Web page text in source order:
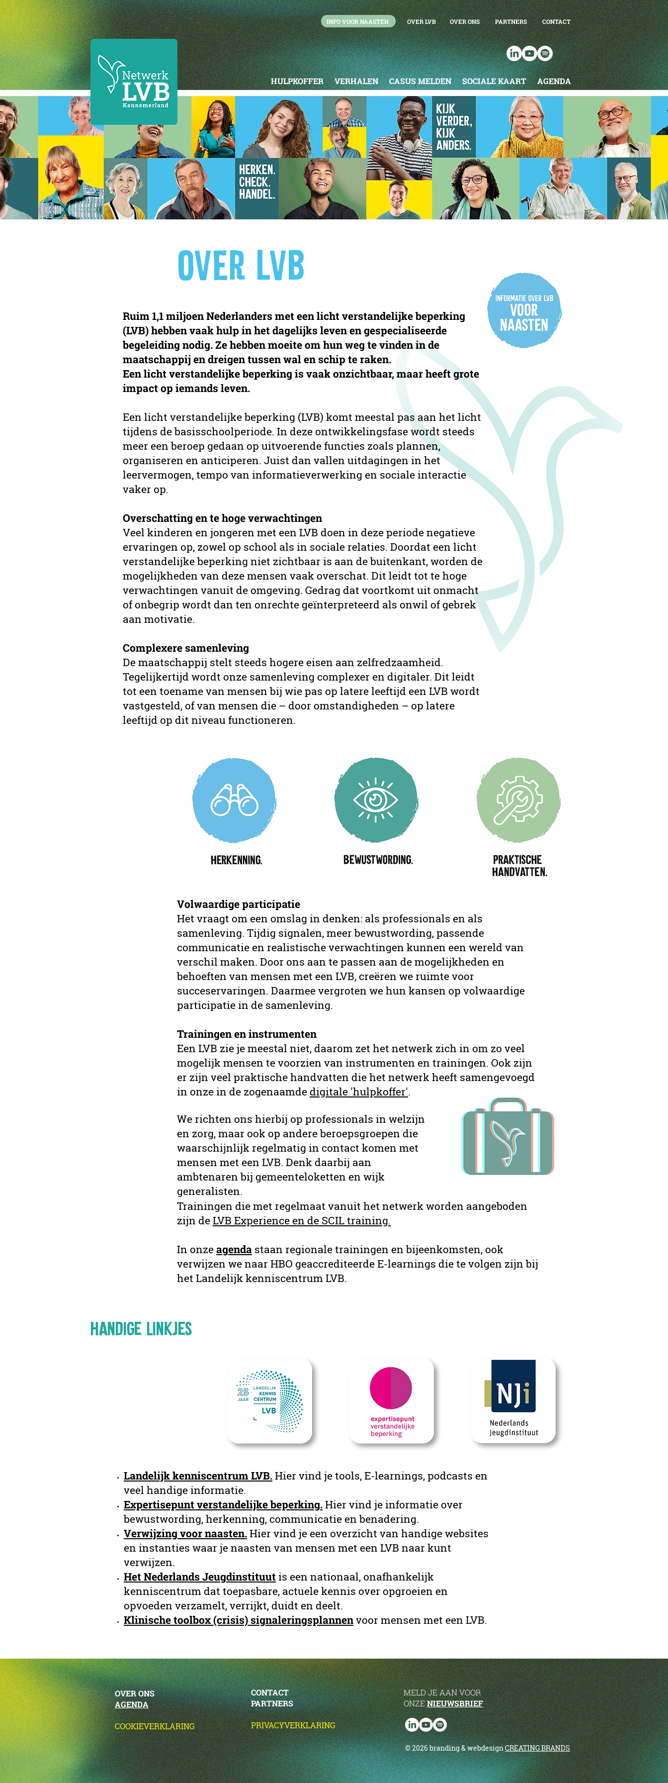
OVER LVB OVER ONS PARTNERS CONTACT
INFO VOOR NAASTEN
HULPKOFFER VERHALEN CASUS MELDEN SOCIALE KAART AGENDA
OVER LVB
Ruim 1,1 miljoen Nederlanders met een licht verstandelijke beperking
(LVB) hebben vaak hulp in het dagelijks leven en gespecialiseerde
begeleiding nodig. Ze hebben moeite om hun weg te vinden in de
maatschappij en dreigen tussen wal en schip te raken.
Een licht verstandelijke beperking is vaak onzichtbaar, maar heeft grote
impact op iemands leven.
Een licht verstandelijke beperking (LVB) komt meestal pas aan het licht
tijdens de basisschoolperiode. In deze ontwikkelingsfase wordt steeds
meer een beroep gedaan op uitvoerende functies zoals plannen,
organiseren en anticiperen. Juist dan vallen uitdagingen in het
leervermogen, tempo van informatieverwerking en sociale interactie
vaker op.
Overschatting en te hoge verwachtingen
Veel kinderen en jongeren met een LVB doen in deze periode negatieve
ervaringen op, zowel op school als in sociale relaties. Doordat een licht
verstandelijke beperking niet zichtbaar is aan de buitenkant, worden de
mogelijkheden van deze mensen vaak overschat. Dit leidt tot te hoge
verwachtingen vanuit de omgeving. Gedrag dat voortkomt uit onmacht
of onbegrip wordt dan ten onrechte geïnterpreteerd als onwil of gebrek
aan motivatie.
Complexere samenleving
De maatschappij stelt steeds hogere eisen aan zelfredzaamheid.
Tegelijkertijd wordt onze samenleving complexer en digitaler. Dit leidt
tot een toename van mensen bij wie pas op latere leeftijd een LVB wordt
vastgesteld, of van mensen die – door omstandigheden – op latere
leeftijd op dit niveau functioneren.
Volwaardige participatie
Het vraagt om een omslag in denken: als professionals en als
samenleving. Tijdig signalen, meer bewustwording, passende
communicatie en realistische verwachtingen kunnen een wereld van
verschil maken. Door ons aan te passen aan de mogelijkheden en
behoeften van mensen met een LVB, creëren we ruimte voor
succeservaringen. Daarmee vergroten we hun kansen op volwaardige
participatie in de samenleving.
Trainingen en instrumenten
Een LVB zie je meestal niet, daarom zet het netwerk zich in om zo veel
mogelijk mensen te voorzien van instrumenten en trainingen. Ook zijn
er zijn veel praktische handvatten die het netwerk heeft samengevoegd
in onze in de zogenaamde digitale 'hulpkoffer'.
We richten ons hierbij op professionals in welzijn
en zorg, maar ook op andere beroepsgroepen die
waarschijnlijk regelmatig in contact komen met
mensen met een LVB. Denk daarbij aan
ambtenaren bij gemeenteloketten en wijk
generalisten.
Trainingen die met regelmaat vanuit het netwerk worden aangeboden
zijn deLVB Experience en de SCIL training.
In onzeagenda staan regionale trainingen en bijeenkomsten, ook
verwijzen we naar HBO geaccrediteerde E-learnings die te volgen zijn bij
het Landelijk kenniscentrum LVB.
Handige linkjes
Landelijk kenniscentrum LVB.Hier vind je tools, E-learnings, podcasts en
veel handige informatie.
Expertisepunt verstandelijke beperking.Hier vind je informatie over
bewustwording, herkenning, communicatie en benadering.
Verwijzing voor naasten.Hier vind je een overzicht van handige websites
en instanties waar je naasten van mensen met een LVB naar kunt
verwijzen.
Het Nederlands Jeugdinstituutis een nationaal, onafhankelijk
kenniscentrum dat toepasbare, actuele kennis over opgroeien en
opvoeden verzamelt, verrijkt, duidt en deelt.
Klinische toolbox (crisis) signaleringsplannenvoor mensen met een LVB.
OVER ONS
AGENDA
COOKIEVERKLARING
CONTACT
PARTNERS
PRIVACYVERKLARING
MELD JE AAN VOOR
ONZENIEUWSBRIEF
© 2026 branding & webdesignCREATING BRANDS